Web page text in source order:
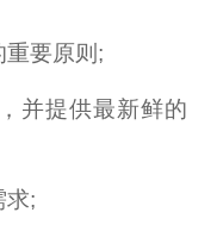
重要原则;
并提供最新鲜的
求;